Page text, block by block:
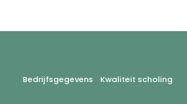
Bedrijfsgegevens Kwaliteit scholing